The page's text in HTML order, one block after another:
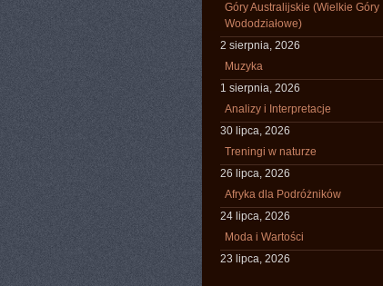
Góry Australijskie (Wielkie Góry
Wododziałowe)
2 sierpnia, 2026
Muzyka
1 sierpnia, 2026
Analizy i Interpretacje
30 lipca, 2026
Treningi w naturze
26 lipca, 2026
Afryka dla Podróżników
24 lipca, 2026
Moda i Wartości
23 lipca, 2026